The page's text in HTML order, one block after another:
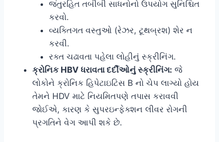
જંતુરહિત તબીબી સાધનોનો ઉપયોગ સુનિશ્ચિત
કરવો.
વ્યક્તિગત વસ્તુઓ (રેઝર, ટૂથબ્રશ) શેર ન
કરવી.
રક્ત ચઢાવતા પહેલા લોહીનું સ્ક્રીનિંગ.
ક્રોનિક HBV ધરાવતા દર્દીઓનું સ્ક્રીનિંગ: જે
લોકોને ક્રોનિક હિપેટાઇટિસ B નો ચેપ લાગ્યો હોય
તેમને HDV માટે નિયમિતપણે તપાસ કરાવવી
જોઈએ, કારણ કે સુપરઇન્ફેક્શન લીવર રોગની
પ્રગતિને વેગ આપી શકે છે.